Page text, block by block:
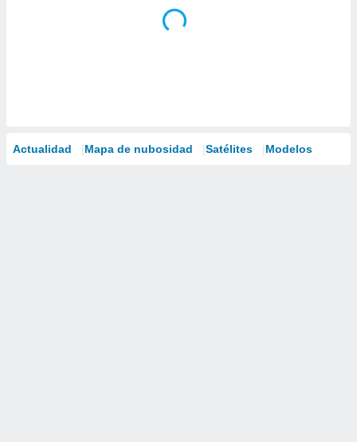
Actualidad Mapa de nubosidad Satélites Modelos